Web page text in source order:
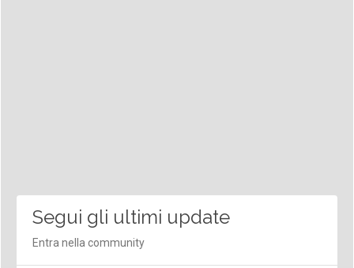
Segui gli ultimi update
Entra nella community